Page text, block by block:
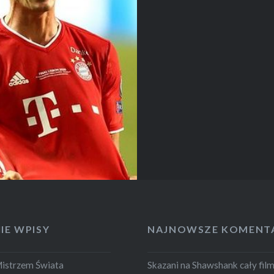
WPISY
Świata
NAJNOWSZE
Skazani na Shawshank cały film